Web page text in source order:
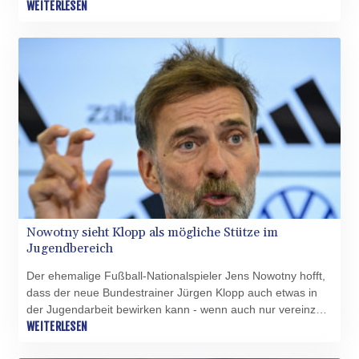
verloren die Kanadier gegen den FC Juárez auch das
Whitecaps trotz Führung und deutlichem Chancenplus
WEITERLESEN
Nowotny sieht Klopp als mögliche Stütze im
Jugendbereich
Der ehemalige Fußball-Nationalspieler Jens Nowotny hofft,
dass der neue Bundestrainer Jürgen Klopp auch etwas in
der Jugendarbeit bewirken kann - wenn auch nur vereinzelt.
"Ich denke, dass Jürgen aufgrund seiner Vergangenheit und
WEITERLESEN